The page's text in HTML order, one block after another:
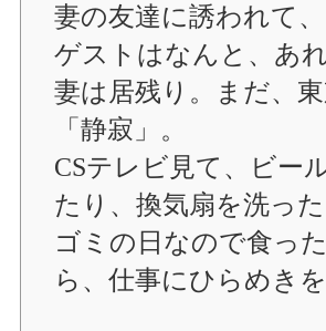
妻の友達に誘われて
ゲストはなんと、あ
妻は居残り。まだ、
「静寂」。
CSテレビ見て、ビー
たり、換気扇を洗っ
ゴミの日なので食っ
ら、仕事にひらめきを